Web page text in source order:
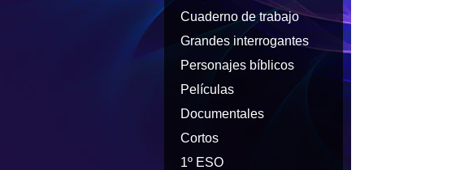
Cuaderno de trabajo
Grandes interrogantes
Personajes bíblicos
Películas
Documentales
Cortos
1º ESO